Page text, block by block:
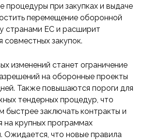
процедуры при закупках и выдаче
перемещение оборонной
странами ЕС и расширит
закупок.
изменений станет ограничение
на оборонные проекты
Также повышаются пороги для
тендерных процедур, что
быстрее заключать контракты и
на крупных программах
Ожидается, что новые правила